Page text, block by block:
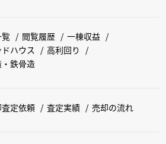
閲覧履歴
一棟収益
ハウス
高利回り
・鉄骨造
定依頼 査定実績 売却の流れ